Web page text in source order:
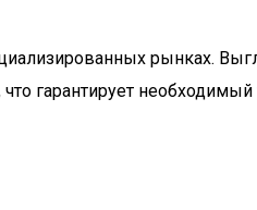
рынках.
гарантирует